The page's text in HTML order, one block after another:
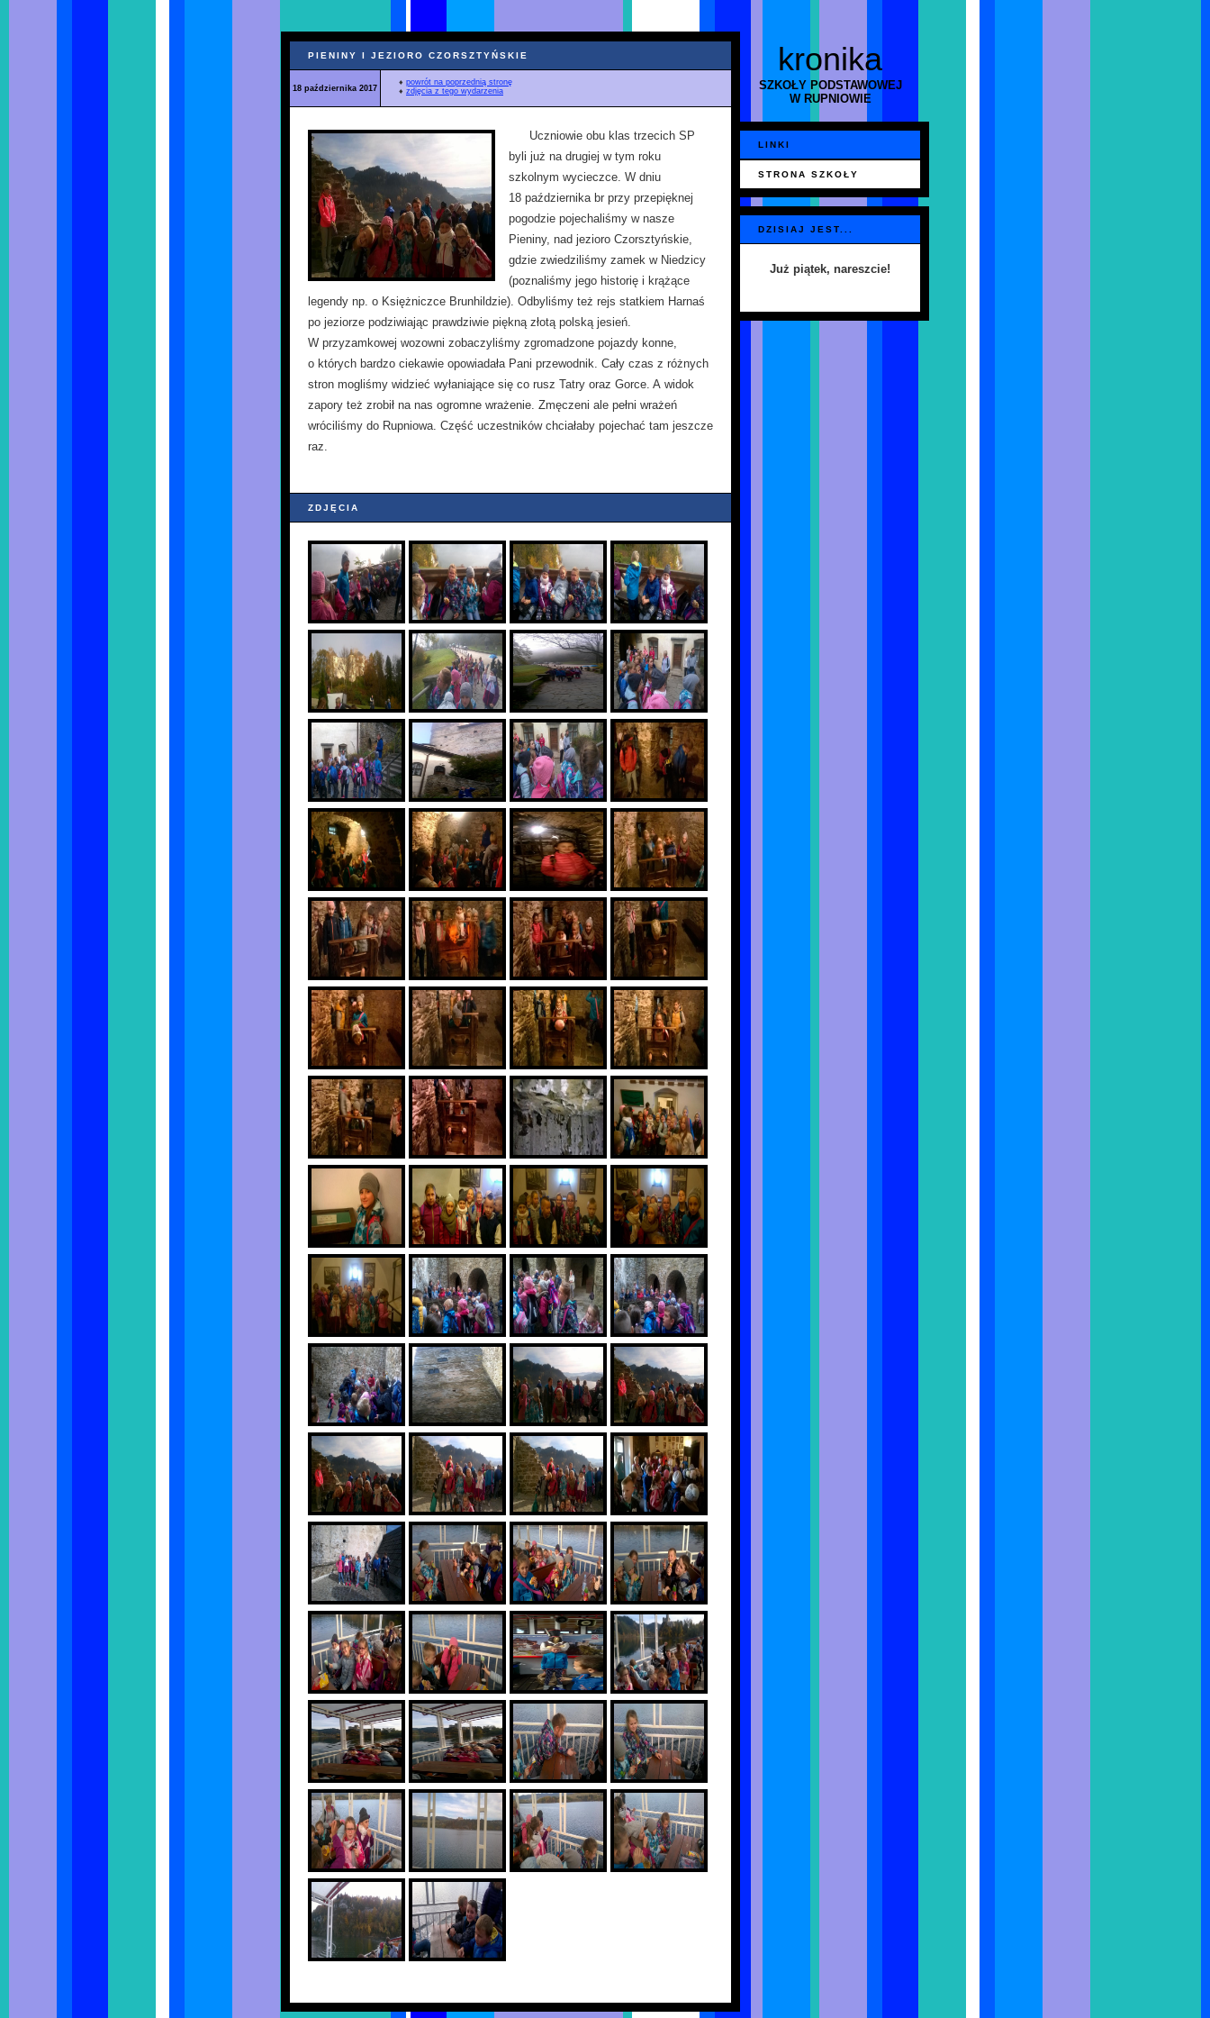
kronika
SZKOŁY PODSTAWOWEJ
W RUPNIOWIE
PIENINY I JEZIORO CZORSZTYŃSKIE
18 października 2017
♦ powrót na poprzednią stronę
♦ zdjęcia z tego wydarzenia
Uczniowie obu klas trzecich SP
byli już na drugiej w tym roku
szkolnym wycieczce. W dniu
18 października br przy przepięknej
pogodzie pojechaliśmy w nasze
Pieniny, nad jezioro Czorsztyńskie,
gdzie zwiedziliśmy zamek w Niedzicy
(poznaliśmy jego historię i krążące
legendy np. o Księżniczce Brunhildzie). Odbyliśmy też rejs statkiem Harnaś
po jeziorze podziwiając prawdziwie piękną złotą polską jesień.
W przyzamkowej wozowni zobaczyliśmy zgromadzone pojazdy konne,
o których bardzo ciekawie opowiadała Pani przewodnik. Cały czas z różnych
stron mogliśmy widzieć wyłaniające się co rusz Tatry oraz Gorce. A widok
zapory też zrobił na nas ogromne wrażenie. Zmęczeni ale pełni wrażeń
wróciliśmy do Rupniowa. Część uczestników chciałaby pojechać tam jeszcze
raz.
ZDJĘCIA
LINKI
STRONA SZKOŁY
DZISIAJ JEST...
Już piątek, nareszcie!